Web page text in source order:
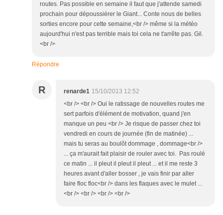
routes. Pas possible en semaine il faut que j'attende samedi
prochain pour dépoussiérer le Giant... Conte nous de belles
sorties encore pour cette semaine,<br /> même si la météo
aujourd'hui n'est pas terrible mais toi cela ne t'arrête pas. Gil.
<br />
Répondre
R renarde1 15/10/2013 12:52
<br /> <br /> Oui le ratissage de nouvelles routes me
sert parfois d'élément de motivation, quand j'en
manque un peu <br /> Je risque de passer chez toi
vendredi en cours de journée (fin de matinée) ...
mais tu seras au boulôt dommage , dommage<br />
... ça m'aurait fait plaisir de rouler avec toi. Pas roulé
ce matin ... il pleut il pleut il pleut ... et il me reste 3
heures avant d'aller bosser , je vais finir par aller
faire floc floc<br /> dans les flaques avec le mulet ...
<br /> <br /> <br /> <br />